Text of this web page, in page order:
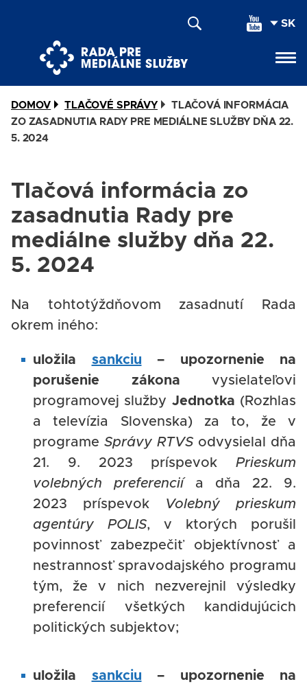
DOMOV TLAČOVÉ SPRÁVY
TLAČOVÁ INFORMÁCIA
ZO ZASADNUTIA RADY PRE MEDIÁLNE SLUŽBY DŇA 22.
5. 2024
Tlačová informácia zo
zasadnutia Rady pre
mediálne služby dňa 22.
5. 2024
Na tohtotýždňovom zasadnutí Rada
okrem iného:
uložila sankciu – upozornenie na
porušenie zákona vysielateľovi
programovej služby Jednotka (Rozhlas
a televízia Slovenska) za to, že v
programe Správy RTVS odvysielal dňa
21. 9. 2023 príspevok Prieskum
volebných preferencií a dňa 22. 9.
2023 príspevok Volebný prieskum
agentúry POLIS, v ktorých porušil
povinnosť zabezpečiť objektívnosť a
nestrannosť spravodajského programu
tým, že v nich nezverejnil výsledky
preferencií všetkých kandidujúcich
politických subjektov;
uložila sankciu – upozornenie na